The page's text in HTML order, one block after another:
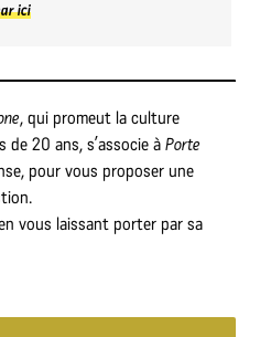
ici
, qui promeut la culture
de 20 ans, s’associe àPorte
pour vous proposer une
vous laissant porter par sa